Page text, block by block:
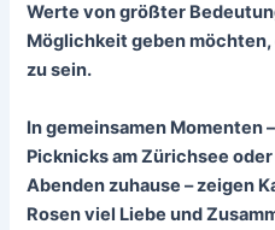
Werte von größter
Möglichkeit geben
zu sein.
In gemeinsamen Momenten
Picknicks am Zürichsee
Abenden zuhause – zeigen
Rosenviel Liebe und